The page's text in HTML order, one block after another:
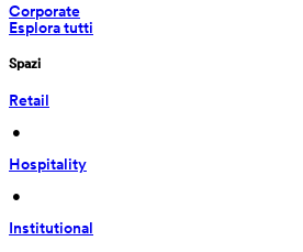
Corporate
Esplora tutti
Spazi
Retail
•
Hospitality
•
Institutional